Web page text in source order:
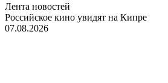
Лента новостей
Российское кино увидят на Кипре
07.08.2026